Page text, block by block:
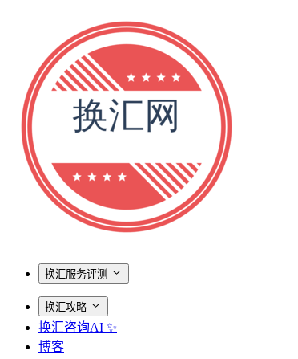
换汇服务评测
换汇攻略
换汇咨询AI ✨
博客